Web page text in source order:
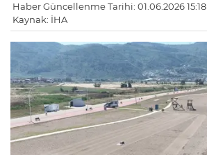
Haber Güncellenme Tarihi: 01.06.2026 15:18
Kaynak: İHA